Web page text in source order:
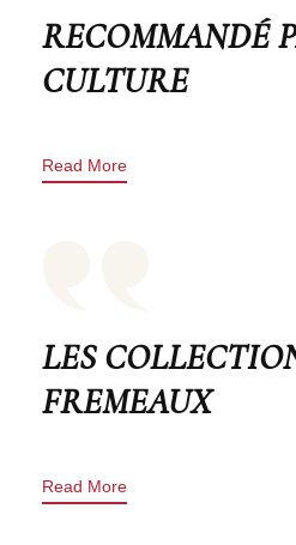
RECOMMANDÉ
CULTURE
Read More
LES
FREMEAUX
Read More